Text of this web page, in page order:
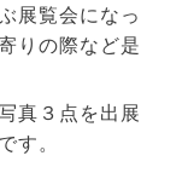
展覧会になっ
りの際など是
真３点を出展
す。